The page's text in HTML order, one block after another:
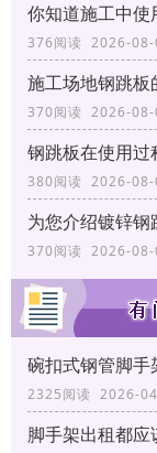
你知道施工中使
376阅读 2026-
施工场地钢跳板
370阅读 2026-08-
钢跳板在使用过
380阅读 2026-
为您介绍镀锌
370阅读 2026-
碗扣式钢管脚手
2325阅读 2026-
脚手架出租都